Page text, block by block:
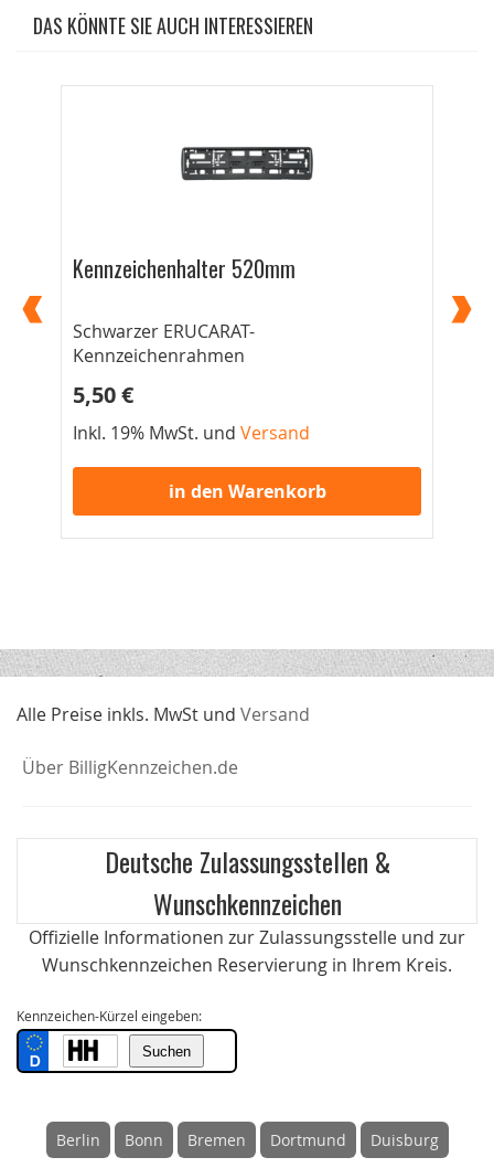
DAS KÖNNTE SIE AUCH INTERESSIEREN
Kennzeichenhalter 520mm
Schwarzer ERUCARAT-
Kennzeichenrahmen
5,50 €
Inkl. 19% MwSt. und Versand
in den Warenkorb
Alle Preise inkls. MwSt und Versand
Über BilligKennzeichen.de
Deutsche Zulassungsstellen &
Wunschkennzeichen
Offizielle Informationen zur Zulassungsstelle und zur
Wunschkennzeichen Reservierung in Ihrem Kreis.
Kennzeichen-Kürzel eingeben:
Berlin Bonn Bremen Dortmund Duisburg